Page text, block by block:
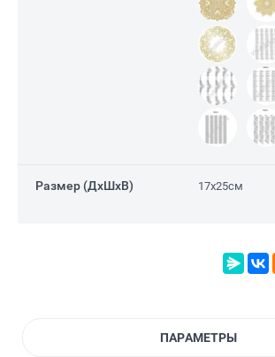
Размер (ДxШxВ) 17х25см
ПАРАМЕТРЫ